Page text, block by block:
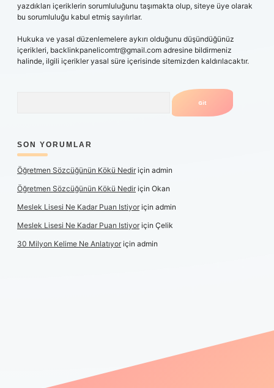
yazdıkları içeriklerin sorumluluğunu taşımakta olup, siteye üye olarak
bu sorumluluğu kabul etmiş sayılırlar.
Hukuka ve yasal düzenlemelere aykırı olduğunu düşündüğünüz
içerikleri, backlinkpanelicomtr@gmail.com adresine bildirmeniz
halinde, ilgili içerikler yasal süre içerisinde sitemizden kaldırılacaktır.
SON YORUMLAR
Öğretmen Sözcüğünün Kökü Nediriçin admin
Öğretmen Sözcüğünün Kökü Nediriçin Okan
Meslek Lisesi Ne Kadar Puan Istiyoriçin admin
Meslek Lisesi Ne Kadar Puan Istiyoriçin Çelik
30 Milyon Kelime Ne Anlatıyoriçin admin
elexbetgiris.org